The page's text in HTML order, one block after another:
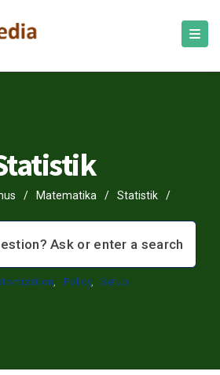
/ Matematika / Statistik /
, Policy, Setup